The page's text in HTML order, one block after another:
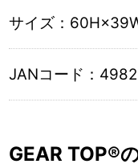
サイズ：
JANコード：
GEAR TOP®